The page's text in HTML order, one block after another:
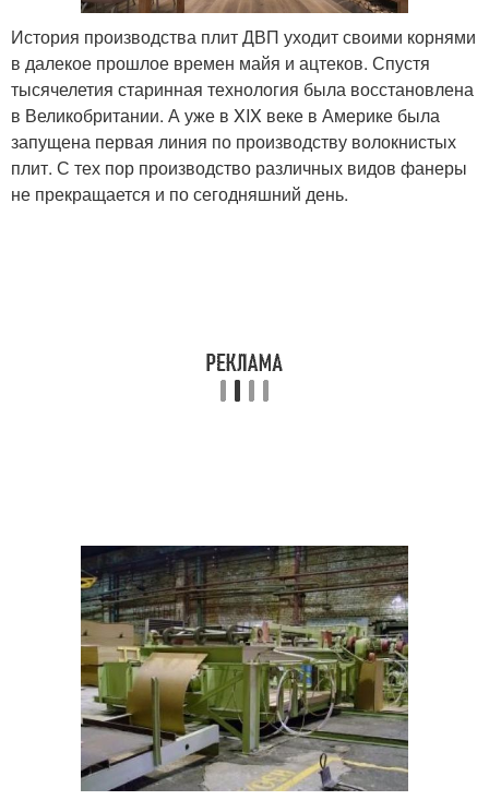
История производства плит ДВП уходит своими корнями
в далекое прошлое времен майя и ацтеков. Спустя
тысячелетия старинная технология была восстановлена
в Великобритании. А уже в XIX веке в Америке была
запущена первая линия по производству волокнистых
плит. С тех пор производство различных видов фанеры
не прекращается и по сегодняшний день.